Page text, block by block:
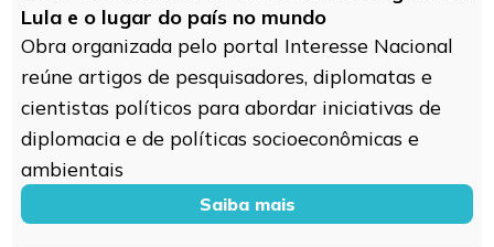
Lula e o lugar do país no mundo
Obra organizada pelo portal Interesse Nacional
reúne artigos de pesquisadores, diplomatas e
cientistas políticos para abordar iniciativas de
diplomacia e de políticas socioeconômicas e
ambientais
Saiba mais